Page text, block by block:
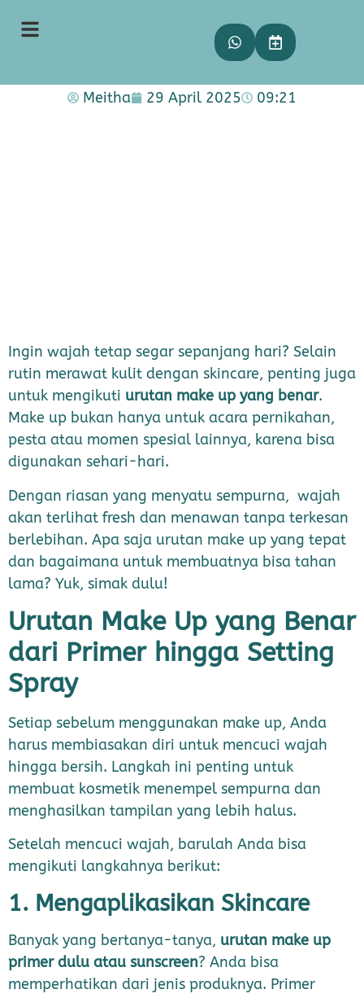
Begini Urutan Make Up yang
Benar dan Tahan Lama untuk
Meitha 29 April 2025 09:21
Ingin wajah tetap segar sepanjang hari? Selain
rutin merawat kulit dengan skincare, penting juga
untuk mengikuti urutan make up yang benar.
Make up bukan hanya untuk acara pernikahan,
pesta atau momen spesial lainnya, karena bisa
digunakan sehari-hari.
Dengan riasan yang menyatu sempurna, wajah
akan terlihat fresh dan menawan tanpa terkesan
berlebihan. Apa saja urutan make up yang tepat
dan bagaimana untuk membuatnya bisa tahan
lama? Yuk, simak dulu!
Urutan Make Up yang Benar
dari Primer hingga Setting
Spray
Setiap sebelum menggunakan make up, Anda
harus membiasakan diri untuk mencuci wajah
hingga bersih. Langkah ini penting untuk
membuat kosmetik menempel sempurna dan
menghasilkan tampilan yang lebih halus.
Setelah mencuci wajah, barulah Anda bisa
mengikuti langkahnya berikut:
1. Mengaplikasikan Skincare
Banyak yang bertanya-tanya, urutan make up
primer dulu atau sunscreen? Anda bisa
memperhatikan dari jenis produknya. Primer